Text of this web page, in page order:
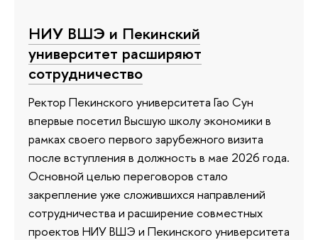
НИУ ВШЭ и Пекинский
университет расширяют
сотрудничество
Ректор Пекинского университета Гао Сун
впервые посетил Высшую школу экономики в
рамках своего первого зарубежного визита
после вступления в должность в мае 2026 года.
Основной целью переговоров стало
закрепление уже сложившихся направлений
сотрудничества и расширение совместных
проектов НИУ ВШЭ и Пекинского университета